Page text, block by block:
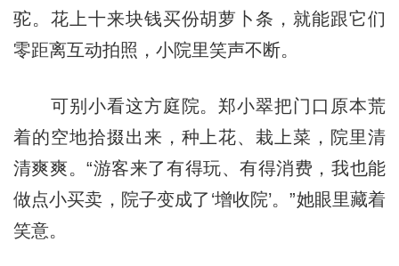
驼。花上十来块钱买份胡萝卜条，就能跟它们
零距离互动拍照，小院里笑声不断。
可别小看这方庭院。郑小翠把门口原本荒
着的空地拾掇出来，种上花、栽上菜，院里清
清爽爽。“游客来了有得玩、有得消费，我也能
做点小买卖，院子变成了‘增收院’。”她眼里藏着
笑意。